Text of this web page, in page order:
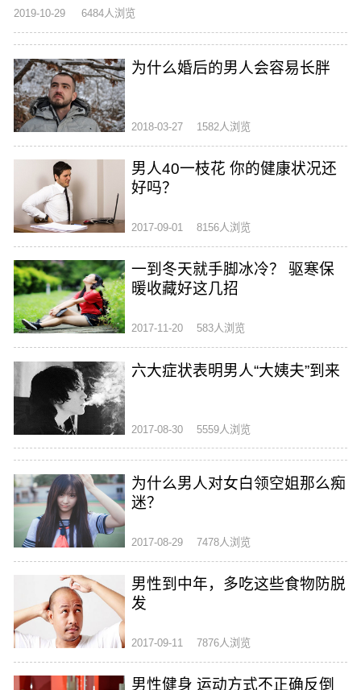
2019-10-29 6484人浏览
为什么婚后的男人会容易长胖
2018-03-27 1582人浏览
男人40一枝花 你的健康状况还
好吗？
2017-09-01 8156人浏览
一到冬天就手脚冰冷？ 驱寒保
暖收藏好这几招
2017-11-20 583人浏览
六大症状表明男人“大姨夫”到来
2017-08-30 5559人浏览
为什么男人对女白领空姐那么痴
迷？
2017-08-29 7478人浏览
男性到中年，多吃这些食物防脱
发
2017-09-11 7876人浏览
男性健身 运动方式不正确反倒